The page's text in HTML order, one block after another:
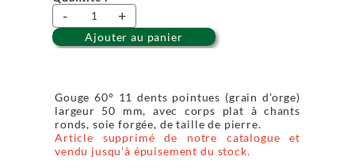
- +
Ajouter au panier
Gouge 60° 11 dents pointues (grain d'orge)
largeur 50 mm, avec corps plat à chants
ronds, soie forgée, de taille de pierre.
Article supprimé de notre catalogue et
vendu jusqu'à épuisement du stock.